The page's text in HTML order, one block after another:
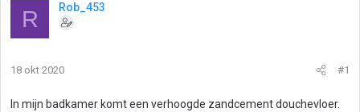
R Rob_453
18 okt 2020 #1
In mijn badkamer komt een verhoogde zandcement douchevloer.